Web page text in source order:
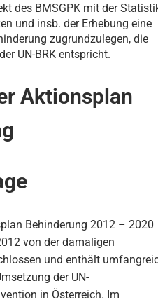
des BMSGPK mit der
und insb. der Erhebung eine
zugrundzulegen, die
UN-BRK entspricht.
Aktionsplan
Behinderung 2012 – 2020
von der damaligen
und enthält
der UN-
in Österreich. Im